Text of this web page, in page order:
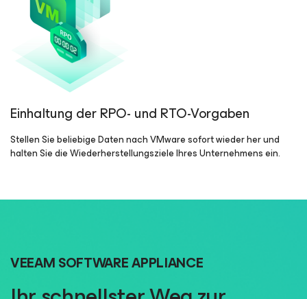
Einhaltung der RPO- und RTO-Vorgaben
Stellen Sie beliebige Daten nach VMware sofort wieder her und
halten Sie die Wiederherstellungsziele Ihres Unternehmens ein.
VEEAM SOFTWARE APPLIANCE